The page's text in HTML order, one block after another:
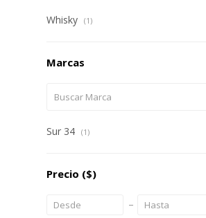
Whisky (1)
Marcas
Sur 34 (1)
Precio ($)